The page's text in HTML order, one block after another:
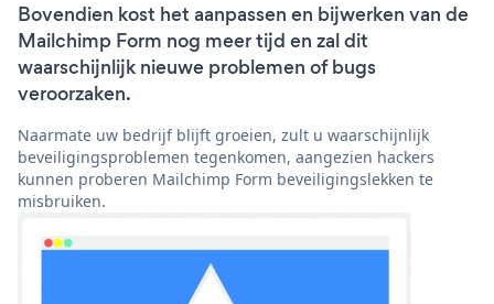
Bovendien kost het aanpassen en bijwerken van de
Mailchimp Form nog meer tijd en zal dit
waarschijnlijk nieuwe problemen of bugs
veroorzaken.
Naarmate uw bedrijf blijft groeien, zult u waarschijnlijk
beveiligingsproblemen tegenkomen, aangezien hackers
kunnen proberen Mailchimp Form beveiligingslekken te
misbruiken.